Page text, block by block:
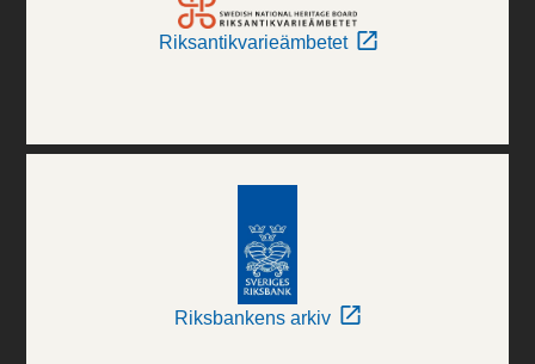
Riksantikvarieämbetet
Riksbankens arkiv